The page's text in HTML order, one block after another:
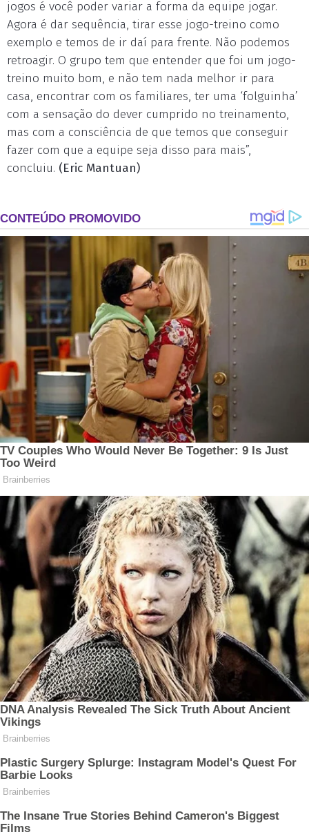
jogos é você poder variar a forma da equipe jogar.
Agora é dar sequência, tirar esse jogo-treino como
exemplo e temos de ir daí para frente. Não podemos
retroagir. O grupo tem que entender que foi um jogo-
treino muito bom, e não tem nada melhor ir para
casa, encontrar com os familiares, ter uma ‘folguinha’
com a sensação do dever cumprido no treinamento,
mas com a consciência de que temos que conseguir
fazer com que a equipe seja disso para mais”,
concluiu. (Eric Mantuan)